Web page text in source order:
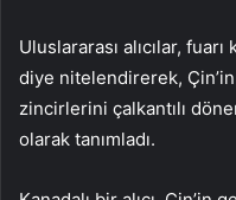
Uluslararası alıcılar,
diye nitelendirerek,
zincirlerini çalkantılı
olarak tanımladı.